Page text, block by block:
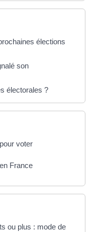
élections
son
électorales ?
voter
France
ou plus : mode de